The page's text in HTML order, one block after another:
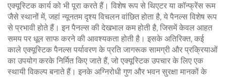
एक्यूस्टिक कार्य को भी पूरा करते हैं। विशेष रूप से थिएटर या कॉन्फ्रेंस रूम
जैसे स्थानों में, जहां न्यूनतम दृश्य विचलन वांछित होता है, ये पैनल्स विशेष रूप
से प्रभावी होते हैं। इन पैनल्स की देखभाल कम होती है, जिसमें केवल आहत
समय पर धूल साफ करने की आवश्यकता होती है। इसके अतिरिक्त, कई
काले एक्यूस्टिक पैनल्स पर्यावरण के प्रति जागरूक सामग्री और प्रक्रियाओं
का उपयोग करके निर्मित किए जाते हैं, जो एक्यूस्टिक उपचार के लिए एक
स्थायी विकल्प बनाते हैं। इनके अग्निरोधी गुण और भवन सुरक्षा मानकों के